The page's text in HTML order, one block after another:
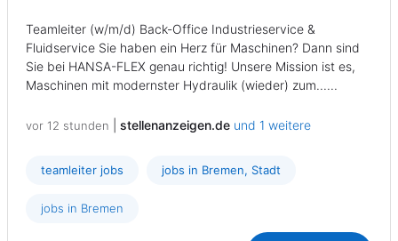
Teamleiter (w/m/d) Back-Office Industrieservice &
Fluidservice Sie haben ein Herz für Maschinen? Dann sind
Sie bei HANSA-FLEX genau richtig! Unsere Mission ist es,
Maschinen mit modernster Hydraulik (wieder) zum......
vor 12 stunden stellenanzeigen.de und 1 weitere
teamleiter jobs jobs in Bremen, Stadt
jobs in Bremen